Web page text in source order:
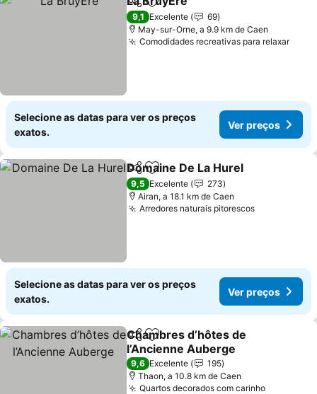
PartilharAdicionar aos favoritos
9,1 Excelente
69
May-sur-Orne, a 9.9 km de Caen
Comodidades recreativas para relaxar
Selecione as datas para ver os preços
exatos.
Ver preços
PartilharAdicionar aos favoritos
Domaine De La Hurel
9,5 Excelente
273
Airan, a 18.1 km de Caen
Arredores naturais pitorescos
Selecione as datas para ver os preços
exatos.
Ver preços
PartilharAdicionar aos favoritos
Chambres d’hôtes de
l’Ancienne Auberge
9,6 Excelente
195
Thaon, a 10.8 km de Caen
Quartos decorados com carinho